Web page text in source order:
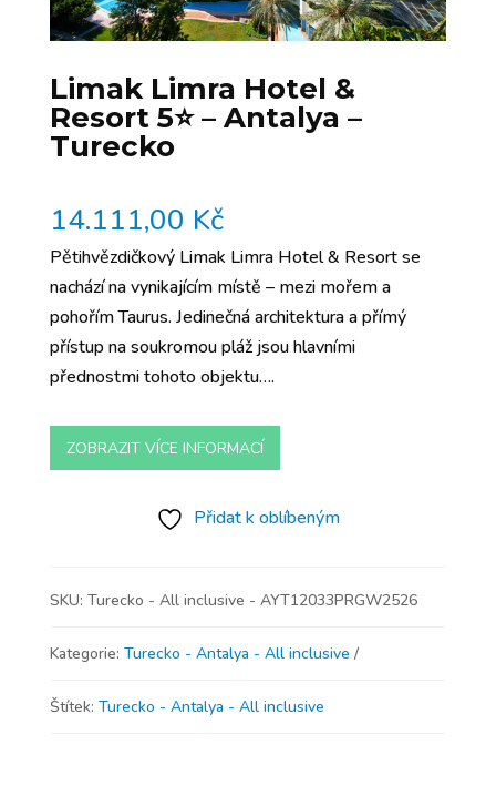
Limak Limra Hotel &
Resort 5⭐️ – Antalya –
Turecko
14.111,00 Kč
Pětihvězdičkový Limak Limra Hotel & Resort se
nachází na vynikajícím místě – mezi mořem a
pohořím Taurus. Jedinečná architektura a přímý
přístup na soukromou pláž jsou hlavními
přednostmi tohoto objektu….
ZOBRAZIT VÍCE INFORMACÍ
Přidat k oblíbeným
SKU: Turecko - All inclusive - AYT12033PRGW2526
Kategorie: Turecko - Antalya - All inclusive
Štítek: Turecko - Antalya - All inclusive